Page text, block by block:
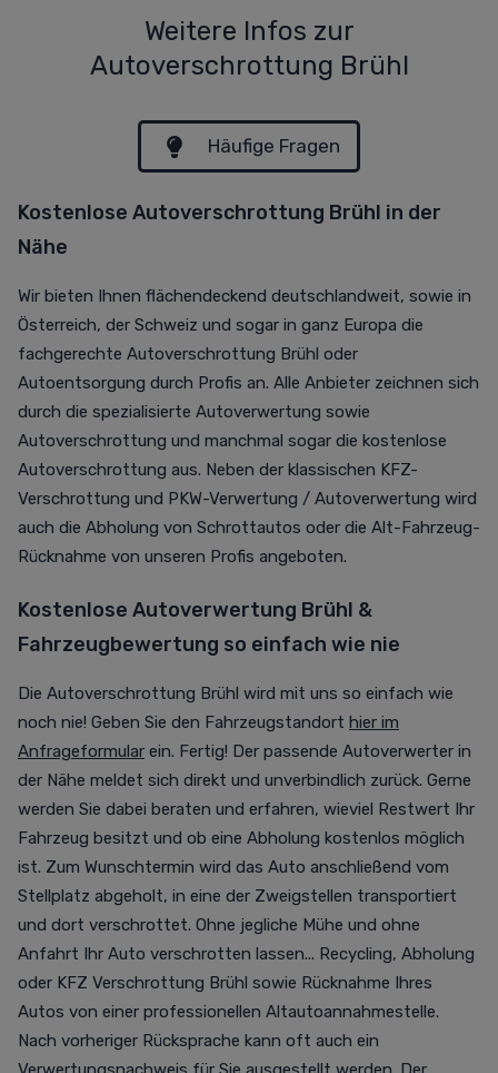
Weitere Infos zur
Autoverschrottung Brühl
Häufige Fragen
Kostenlose Autoverschrottung Brühl in der
Nähe
Wir bieten Ihnen flächendeckend deutschlandweit, sowie in
Österreich, der Schweiz und sogar in ganz Europa die
fachgerechte Autoverschrottung Brühl oder
Autoentsorgung durch Profis an. Alle Anbieter zeichnen sich
durch die spezialisierte Autoverwertung sowie
Autoverschrottung und manchmal sogar die kostenlose
Autoverschrottung aus. Neben der klassischen KFZ-
Verschrottung und PKW-Verwertung / Autoverwertung wird
auch die Abholung von Schrottautos oder die Alt-Fahrzeug-
Rücknahme von unseren Profis angeboten.
Kostenlose Autoverwertung Brühl &
Fahrzeugbewertung so einfach wie nie
Die Autoverschrottung Brühl wird mit uns so einfach wie
noch nie! Geben Sie den Fahrzeugstandort hier im
Anfrageformular ein. Fertig! Der passende Autoverwerter in
der Nähe meldet sich direkt und unverbindlich zurück. Gerne
werden Sie dabei beraten und erfahren, wieviel Restwert Ihr
Fahrzeug besitzt und ob eine Abholung kostenlos möglich
ist. Zum Wunschtermin wird das Auto anschließend vom
Stellplatz abgeholt, in eine der Zweigstellen transportiert
und dort verschrottet. Ohne jegliche Mühe und ohne
Anfahrt Ihr Auto verschrotten lassen... Recycling, Abholung
oder KFZ Verschrottung Brühl sowie Rücknahme Ihres
Autos von einer professionellen Altautoannahmestelle.
Nach vorheriger Rücksprache kann oft auch ein